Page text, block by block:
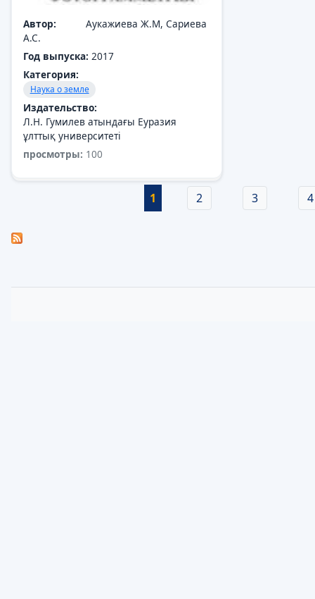
просмотры: 14
Автор:
Аукажиева Ж.М, Сариева
А.С.
Год выпуска: 2017
Категория:
Наука о земле
Издательство:
Л.Н. Гумилев атындағы Еуразия
ұлттық университеті
просмотры: 100
1 2 3 4